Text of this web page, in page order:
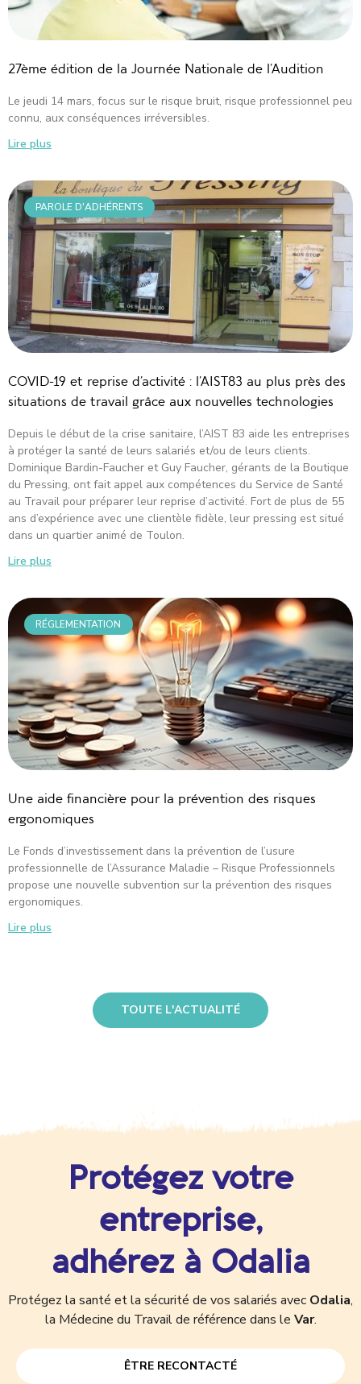
27ème édition de la Journée Nationale de l’Audition
Le jeudi 14 mars, focus sur le risque bruit, risque professionnel peu
connu, aux conséquences irréversibles.
Lire plus
PAROLE D'ADHÉRENTS
COVID-19 et reprise d’activité : l’AIST83 au plus près des
situations de travail grâce aux nouvelles technologies
Depuis le début de la crise sanitaire, l’AIST 83 aide les entreprises
à protéger la santé de leurs salariés et/ou de leurs clients.
Dominique Bardin-Faucher et Guy Faucher, gérants de la Boutique
du Pressing, ont fait appel aux compétences du Service de Santé
au Travail pour préparer leur reprise d’activité. Fort de plus de 55
ans d’expérience avec une clientèle fidèle, leur pressing est situé
dans un quartier animé de Toulon.
Lire plus
RÉGLEMENTATION
Une aide financière pour la prévention des risques
ergonomiques
Le Fonds d’investissement dans la prévention de l’usure
professionnelle de l’Assurance Maladie – Risque Professionnels
propose une nouvelle subvention sur la prévention des risques
ergonomiques.
Lire plus
TOUTE L'ACTUALITÉ
Protégez votre
entreprise,
adhérez à Odalia
Protégez la santé et la sécurité de vos salariés avec Odalia,
la Médecine du Travail de référence dans le Var.
ÊTRE RECONTACTÉ